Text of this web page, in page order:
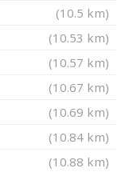
(10.5 km)
(10.53 km)
(10.57 km)
(10.67 km)
(10.69 km)
(10.84 km)
(10.88 km)